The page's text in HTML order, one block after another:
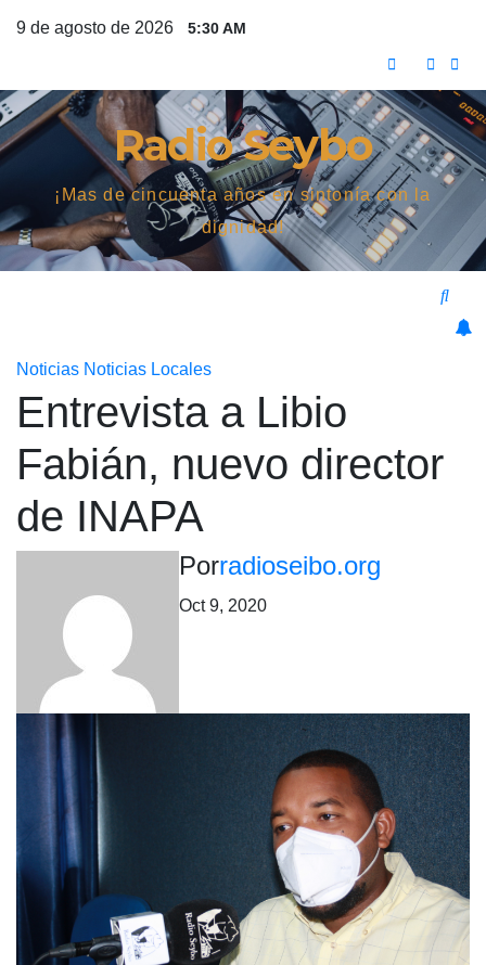
9 de agosto de 2026 5:30 AM
Radio Seybo
¡Mas de cincuenta años en sintonía con la
dignidad!
Noticias Noticias Locales
Entrevista a Libio
Fabián, nuevo director
de INAPA
Porradioseibo.org
Oct 9, 2020